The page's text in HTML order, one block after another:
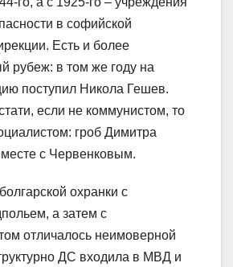
в софийской
Есть и более
рубеж: в том же году на
поступил Никола Гешев.
если не коммунистом, то
гроб Димитра
с Червенковым.
охранки с
а затем с
отличалось неимоверной
ДС входила в МВД и